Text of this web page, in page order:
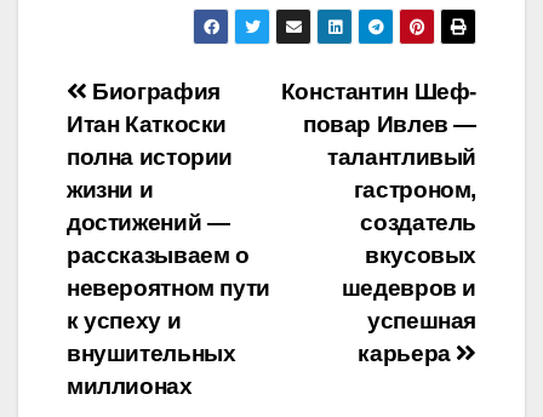
Навигация
по
записям
Константин Шеф-
повар Ивлев —
талантливый
гастроном,
создатель
вкусовых
шедевров и
успешная
карьера
Биография
Итан Каткоски
полна истории
жизни и
достижений —
рассказываем о
невероятном пути
к успеху и
внушительных
миллионах